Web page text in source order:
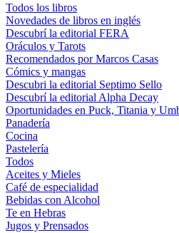
Todos los libros
Novedades de libros en inglés
Descubrí la editorial FERA
Oráculos y Tarots
Recomendados por Marcos Casas
Cómics y mangas
Descubri la editorial Septimo Sello
Descubrí la editorial Alpha Decay
Oportunidades en Puck, Titania y
Panadería
Cocina
Pastelería
Todos
Aceites y Mieles
Café de especialidad
Bebidas con Alcohol
Te en Hebras
Jugos y Prensados